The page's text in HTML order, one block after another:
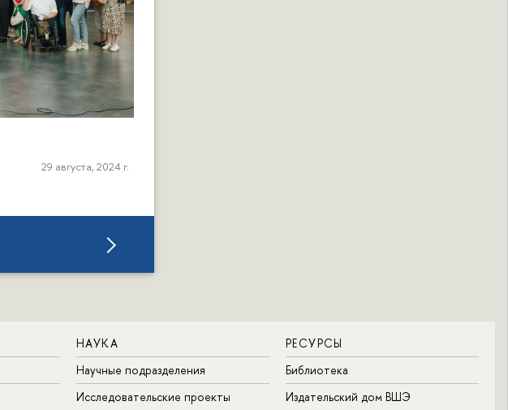
29 августа, 2024 г.
НАУКА
Научные подразделения
Исследовательские проекты
РЕСУРСЫ
Библиотека
Издательский дом ВШЭ